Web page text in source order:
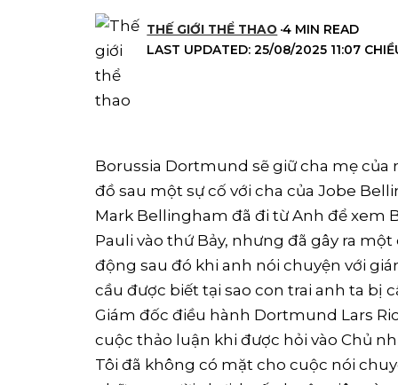
LAST UPDATED: 25/08/2025 11:07
THẾ GIỚI THỂ THAO 4 MIN READ
Borussia Dortmund sẽ giữ cha mẹ
đồ sau một sự cố với cha của Jobe
Mark Bellingham đã đi từ Anh để xem
Pauli vào thứ Bảy, nhưng đã gây ra
động sau đó khi anh nói chuyện với
cầu được biết tại sao con trai anh ta bị
Giám đốc điều hành Dortmund Lars
cuộc thảo luận khi được hỏi vào Chủ
Tôi đã không có mặt cho cuộc nói